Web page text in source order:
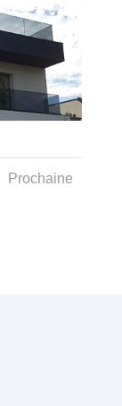
Prochaine